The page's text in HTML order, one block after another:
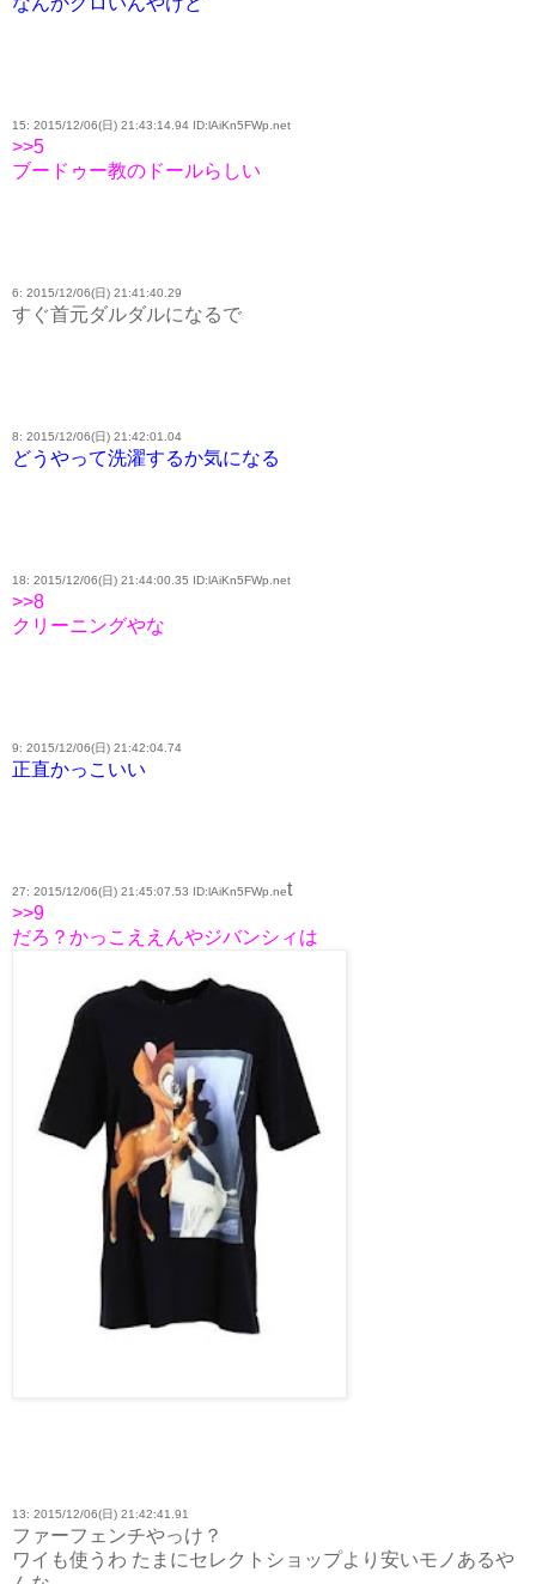
15: 2015/12/06(日) 21:43:14.94 ID:lAiKn5FWp.net
>>5
ブードゥー教のドールらしい
6: 2015/12/06(日) 21:41:40.29
すぐ首元ダルダルになるで
8: 2015/12/06(日) 21:42:01.04
どうやって洗濯するか気になる
18: 2015/12/06(日) 21:44:00.35 ID:lAiKn5FWp.net
>>8
クリーニングやな
9: 2015/12/06(日) 21:42:04.74
正直かっこいい
27: 2015/12/06(日) 21:45:07.53 ID:lAiKn5FWp.net
>>9
だろ？かっこええんやジバンシィは
13: 2015/12/06(日) 21:42:41.91
ファーフェンチやっけ？
ワイも使うわ たまにセレクトショップより安いモノあるや